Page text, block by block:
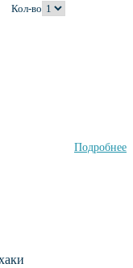
Кол-во
Подробнее